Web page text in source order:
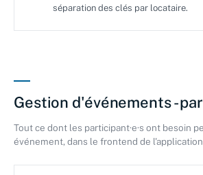
séparation des clés par locataire.
Gestion d'événements -
Tout ce dont les participant·e·s ont besoin
événement, dans le frontend de